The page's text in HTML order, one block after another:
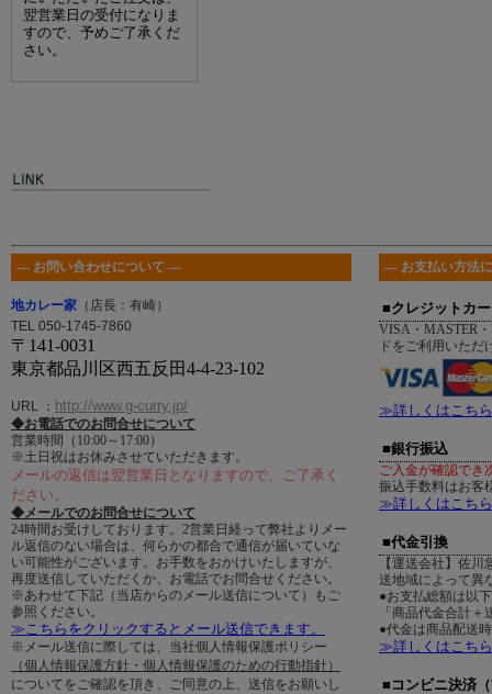
翌営業日の受付になりま
すので、予めご了承くだ
さい。
― お問い合わせについて ―
地カレー家 （店長：有崎）
TEL 050-1745-7860
〒141-0031
東京都品川区西五反田4-4-23-102
URL ： http://www.g-curry.jp/
◆お電話でのお問合せについて
営業時間（10:00～17:00）
※土日祝はお休みさせていただきます。
メールの返信は翌営業日となりますので、ご了承く
ださい。
◆メールでのお問合せについて
24時間お受けしております。2営業日経って弊社よりメー
ル返信のない場合は、何らかの都合で通信が届いていな
い可能性がございます。お手数をおかけいたしますが、
再度送信していただくか、お電話でお問合せください。
※あわせて下記（当店からのメール送信について）もご
参照ください。
≫こちらをクリックするとメール送信できます。
※メール送信に際しては、当社個人情報保護ポリシー
（個人情報保護方針・個人情報保護のための行動指針）
についてをご確認を頂き、ご同意の上、送信をお願いし
― お支払い方法
■クレジットカ
VISA・MASTER
ドをご利用いただ
≫詳しくはこち
■銀行振込
ご入金が確認でき
振込手数料はお客
≫詳しくはこち
■代金引換
【運送会社】佐
送地域によって異
●お支払総額は以
「商品代金合計
●代金は商品配送
≫詳しくはこち
■コンビニ決済